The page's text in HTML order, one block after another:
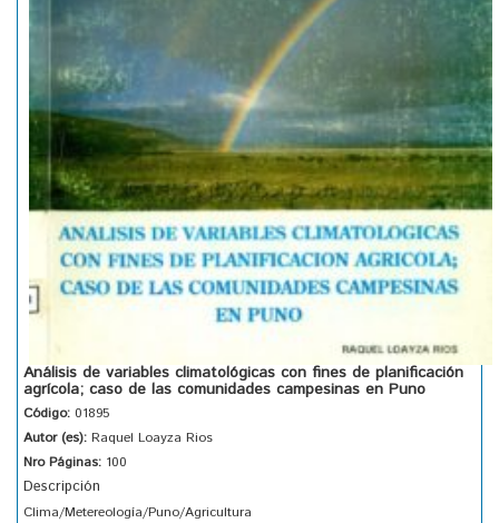
Análisis de variables climatológicas con fines de planificación
agrícola; caso de las comunidades campesinas en Puno
Código: 01895
Autor (es): Raquel Loayza Rios
Nro Páginas: 100
Descripción
Clima/Metereología/Puno/Agricultura